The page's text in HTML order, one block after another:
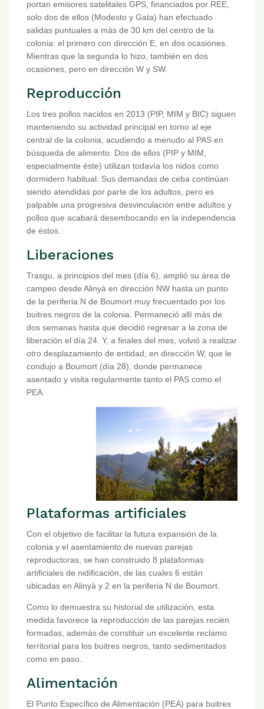
portan emisores satelitales GPS, financiados por REE,
solo dos de ellos (Modesto y Gata) han efectuado
salidas puntuales a más de 30 km del centro de la
colonia: el primero con dirección E, en dos ocasiones.
Mientras que la segunda lo hizo, también en dos
ocasiones, pero en dirección W y SW.
Reproducción
Los tres pollos nacidos en 2013 (PIP, MIM y BIC) siguen
manteniendo su actividad principal en torno al eje
central de la colonia, acudiendo a menudo al PAS en
búsqueda de alimento. Dos de ellos (PIP y MIM,
especialmente éste) utilizan todavía los nidos como
dormidero habitual. Sus demandas de ceba continúan
siendo atendidas por parte de los adultos, pero es
palpable una progresiva desvinculación entre adultos y
pollos que acabará desembocando en la independencia
de éstos.
Liberaciones
Trasgu, a principios del mes (día 6), amplió su área de
campeo desde Alinyà en dirección NW hasta un punto
de la periferia N de Boumort muy frecuentado por los
buitres negros de la colonia. Permaneció allí más de
dos semanas hasta que decidió regresar a la zona de
liberación el día 24. Y, a finales del mes, volvió a realizar
otro desplazamiento de entidad, en dirección W, que le
condujo a Boumort (día 28), donde permanece
asentado y visita regularmente tanto el PAS como el
PEA.
Plataformas artificiales
Con el objetivo de facilitar la futura expansión de la
colonia y el asentamiento de nuevas parejas
reproductoras, se han construido 8 plataformas
artificiales de nidificación, de las cuales 6 están
ubicadas en Alinyà y 2 en la periferia N de Boumort.
Como lo demuestra su historial de utilización, esta
medida favorece la reproducción de las parejas recién
formadas, además de constituir un excelente reclamo
territorial para los buitres negros, tanto sedimentados
como en paso.
Alimentación
El Punto Específico de Alimentación (PEA) para buitres